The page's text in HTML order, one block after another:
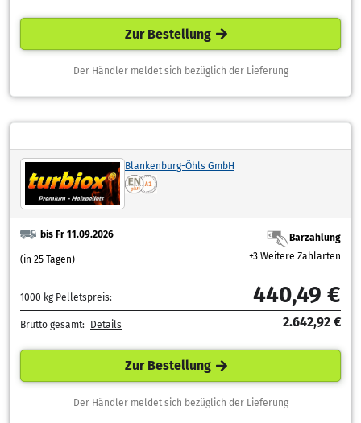
Zur Bestellung
Der Händler meldet sich bezüglich der Lieferung
Blankenburg-Öhls GmbH
bis Fr 11.09.2026
(in 25 Tagen)
Barzahlung
+3 Weitere Zahlarten
1000 kg Pelletspreis: 440,49 €
Brutto gesamt: Details 2.642,92 €
Zur Bestellung
Der Händler meldet sich bezüglich der Lieferung